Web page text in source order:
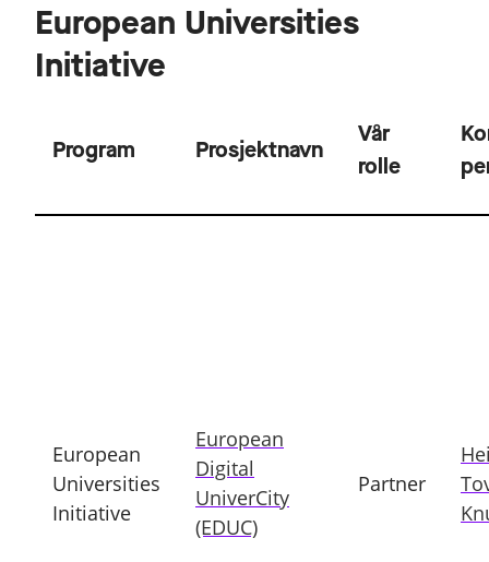
European Universities
Initiative
Program Prosjektnavn
Vår
rolle
European
Universities
Initiative
European
Digital
UniverCity
(EDUC)
Partner